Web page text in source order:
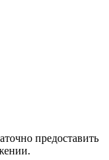
предоставить